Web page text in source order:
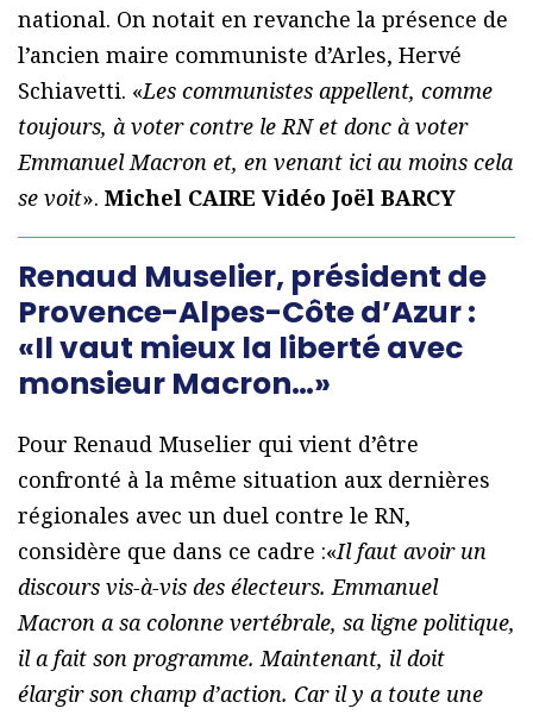
national. On notait en revanche la présence de
l’ancien maire communiste d’Arles, Hervé
Schiavetti. «Les communistes appellent, comme
toujours, à voter contre le RN et donc à voter
Emmanuel Macron et, en venant ici au moins cela
se voit». Michel CAIRE Vidéo Joël BARCY
Renaud Muselier, président de
Provence-Alpes-Côte d’Azur :
«Il vaut mieux la liberté avec
monsieur Macron…»
Pour Renaud Muselier qui vient d’être
confronté à la même situation aux dernières
régionales avec un duel contre le RN,
considère que dans ce cadre :«Il faut avoir un
discours vis-à-vis des électeurs. Emmanuel
Macron a sa colonne vertébrale, sa ligne politique,
il a fait son programme. Maintenant, il doit
élargir son champ d’action. Car il y a toute une